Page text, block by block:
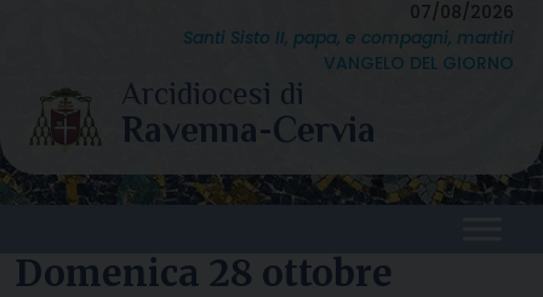
content
07/08/2026
Santi Sisto II, papa, e compagni, martiri
VANGELO DEL GIORNO
Domenica 28 ottobre